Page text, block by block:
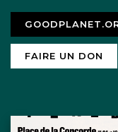
FAIRE UN DON